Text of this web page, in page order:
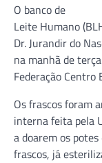
O banco de
Leite Humano
Dr. Jurandir do
na manhã de
Federação Centro
Os frascos foram
interna feita pela
a doarem os
frascos, já